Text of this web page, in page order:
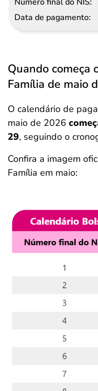
Quando começa
Família de maio
O calendário de
maio de 2026
29, seguindo o
Confira a imagem
Família em maio: